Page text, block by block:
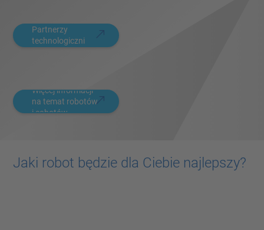
Partnerzy
technologiczni
Więcej informacji
na temat robotów
i cobotów
Jaki robot będzie dla Ciebie najlepszy?